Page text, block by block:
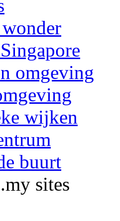
omgeving
wijken
buurt
sites